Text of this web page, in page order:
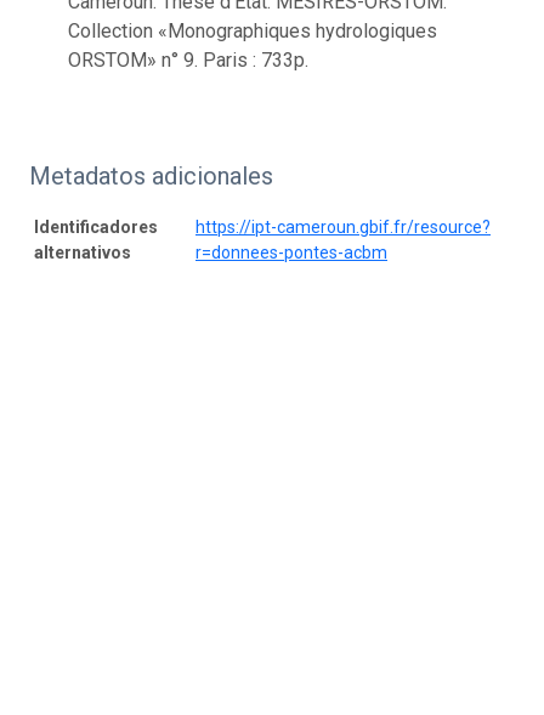
Collection «Monographiques hydrologiques
ORSTOM» n° 9. Paris : 733p.
Metadatos adicionales
Identificadores
alternativos
https://ipt-cameroun.gbif.fr/resource?
r=donnees-pontes-acbm